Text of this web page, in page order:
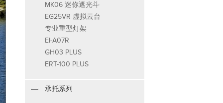
MK06 迷你遮光斗
EG25VR 虚拟云台
专业重型灯架
EI-A07R
GH03 PLUS
ERT-100 PLUS
承托系列